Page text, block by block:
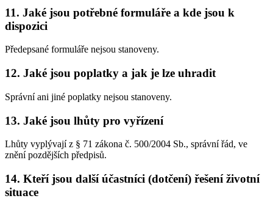
11. Jaké jsou potřebné formuláře a kde jsou k
dispozici
Předepsané formuláře nejsou stanoveny.
12. Jaké jsou poplatky a jak je lze uhradit
Správní ani jiné poplatky nejsou stanoveny.
13. Jaké jsou lhůty pro vyřízení
Lhůty vyplývají z § 71 zákona č. 500/2004 Sb., správní řád, ve
znění pozdějších předpisů.
14. Kteří jsou další účastníci (dotčení) řešení životní
situace